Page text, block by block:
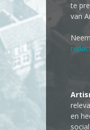
te
van
en